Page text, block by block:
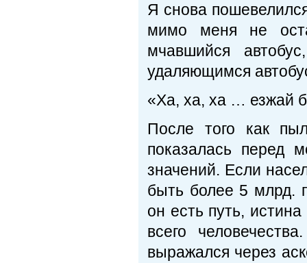
Я снова
мимо меня не
мчавшийся
удаляющимся
«Ха, ха, ха … езжай
После того как
показалась перед
значений. Если
быть более 5 млрд.
он есть путь,
всего
выражался через